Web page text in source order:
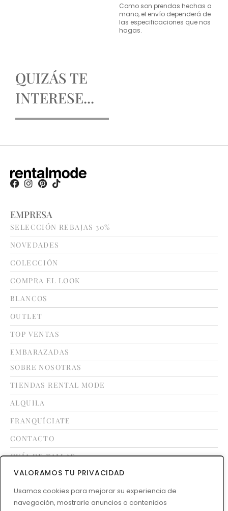
VALORAMOS TU PRIVACIDAD
Usamos cookies para mejorar su experiencia de
navegación, mostrarle anuncios o contenidos
Como son prendas hechas a
mano, el envío dependerá de
las especificaciones que nos
hagas.
QUIZÁS TE
INTERESE...
EMPRESA
SELECCIÓN REBAJAS 30%
NOVEDADES
COLECCIÓN
COMPRA EL LOOK
BLANCOS
OUTLET
TOP VENTAS
EMBARAZADAS
SOBRE NOSOTRAS
TIENDAS RENTAL MODE
ALQUILA
FRANQUÍCIATE
CONTACTO
GUÍA DE TALLAS
LEGAL
TÉRMINOS Y CONDICIONES